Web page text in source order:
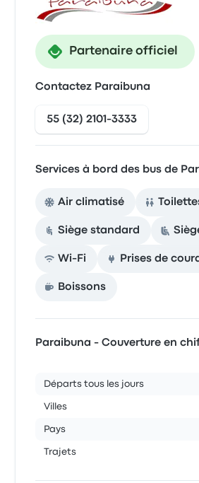
Partenaire officiel
Contactez Paraibuna
55 (32) 2101-3333
Services à bord des bus de
Air climatisé
Siège standard
Wi-Fi Prises de
Boissons
Paraibuna - Couverture en
Départs tous les jours
Villes
Pays
Trajets